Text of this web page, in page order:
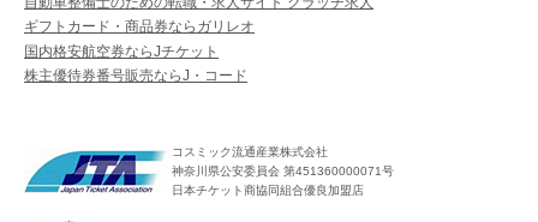
ギフトカード・商品券ならガリレオ
国内格安航空券ならJチケット
株主優待券番号販売ならJ・コード
コスミック流通産業株式会社
神奈川県公安委員会 第451360000071号
日本チケット商協同組合優良加盟店